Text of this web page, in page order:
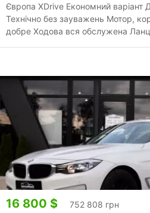
Європа XDrive Економний варіант
Технічно без зауважень Мотор,
добре Ходова вся обслужена
16 800 $ 752 808 грн